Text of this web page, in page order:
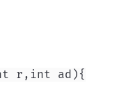
r,int ad){